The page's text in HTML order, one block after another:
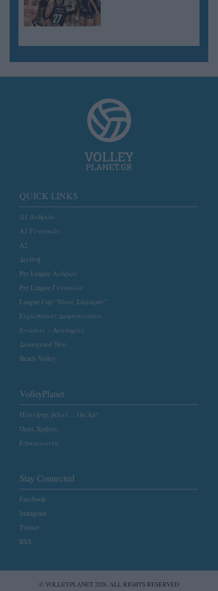
QUICK LINKS
Α1 Ανδρών
Α1 Γυναικών
A2
Διεθνή
Pre League Ανδρών
Pre League Γυναικών
League Cup “Νίκος Σαμαράς”
Ευρωπαϊκές Διοργανώσεις
Ενώσεις – Ακαδημίες
Διοικητικά Νέα
Beach Volley
VolleyPlanet
Πλανήτης βόλεϊ… On Air!
Όροι Χρήσης
Επικοινωνία
Stay Connected
Facebook
Instagram
Twitter
RSS
© VOLLEYPLANET 2026. ALL RIGHTS RESERVED